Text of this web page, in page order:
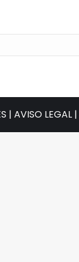
| AVISO LEGAL |